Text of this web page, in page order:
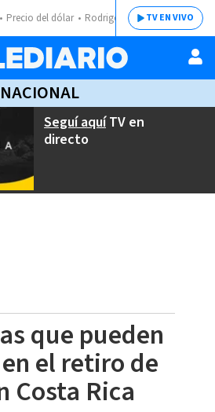
Precio del dólar Rodrigo ChavesTV EN VIVO
NACIONAL
Seguí aquíTV en
directo
que pueden
el retiro de
Costa Rica